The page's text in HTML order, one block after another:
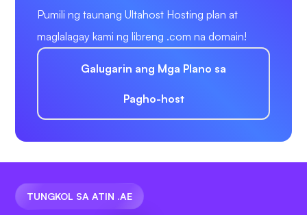
Pumili ng taunang Ultahost Hosting plan at
maglalagay kami ng libreng .com na domain!
Galugarin ang Mga Plano sa
Pagho-host
TUNGKOL SA ATIN .AE